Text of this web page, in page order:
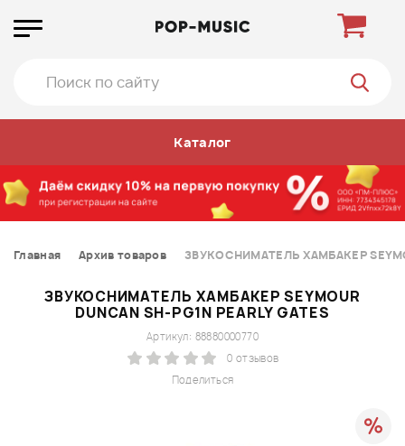
Каталог
Главная Архив товаров ЗВУКОСНИМАТЕЛЬ ХАМБАКЕР
ЗВУКОСНИМАТЕЛЬ ХАМБАКЕР SEYMOUR
DUNCAN SH-PG1N PEARLY GATES
Поделиться
Артикул: 88880000770
0 отзывов